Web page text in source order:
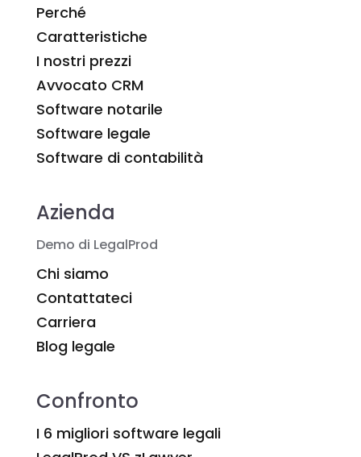
Perché
Caratteristiche
I nostri prezzi
Avvocato CRM
Software notarile
Software legale
Software di contabilità
Azienda
Demo di LegalProd
Chi siamo
Contattateci
Carriera
Blog legale
Confronto
I 6 migliori software legali